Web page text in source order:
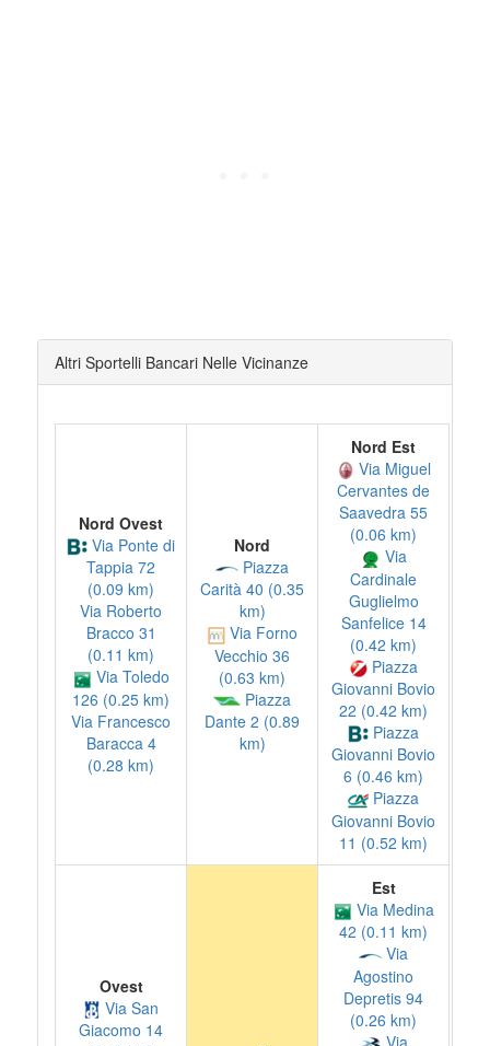
Altri Sportelli Bancari Nelle Vicinanze
Nord Ovest
Via Ponte di
Tappia 72
(0.09 km)
Via Roberto
Bracco 31
(0.11 km)
Via Toledo
126 (0.25 km)
Via Francesco
Baracca 4
(0.28 km)
Nord
Piazza
Carità 40 (0.35
km)
Via Forno
Vecchio 36
(0.63 km)
Piazza
Dante 2 (0.89
km)
Nord Est
Via Miguel
Cervantes de
Saavedra 55
(0.06 km)
Via
Cardinale
Guglielmo
Sanfelice 14
(0.42 km)
Piazza
Giovanni Bovio
22 (0.42 km)
Piazza
Giovanni Bovio
6 (0.46 km)
Piazza
Giovanni Bovio
11 (0.52 km)
Ovest
Via San
Giacomo 14
Est
Via Medina
42 (0.11 km)
Via
Agostino
Depretis 94
(0.26 km)
Via